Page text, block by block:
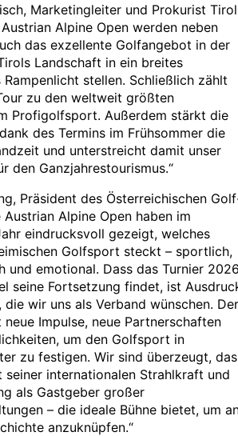
Marketingleiter und Prokurist Tirol
Alpine Open werden neben
das exzellente Golfangebot in der
Landschaft in ein breites
stellen. Schließlich zählt
zu den weltweit größten
Profigolfsport. Außerdem stärkt die
des Termins im Frühsommer die
und unterstreicht damit unser
den Ganzjahrestourismus.“
Präsident des Österreichischen
Austrian Alpine Open haben im
eindrucksvoll gezeigt, welches
Golfsport steckt – sportlich,
und emotional. Dass das Turnier
seine Fortsetzung findet, ist
die wir uns als Verband wünschen. Der
Impulse, neue Partnerschaften
um den Golfsport in
zu festigen. Wir sind überzeugt,
seiner internationalen Strahlkraft und
als Gastgeber großer
– die ideale Bühne bietet, um
anzuknüpfen.“